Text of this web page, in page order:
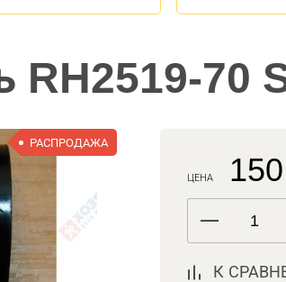
RH2519-70
РАСПРОДАЖА
ЦЕНА
К